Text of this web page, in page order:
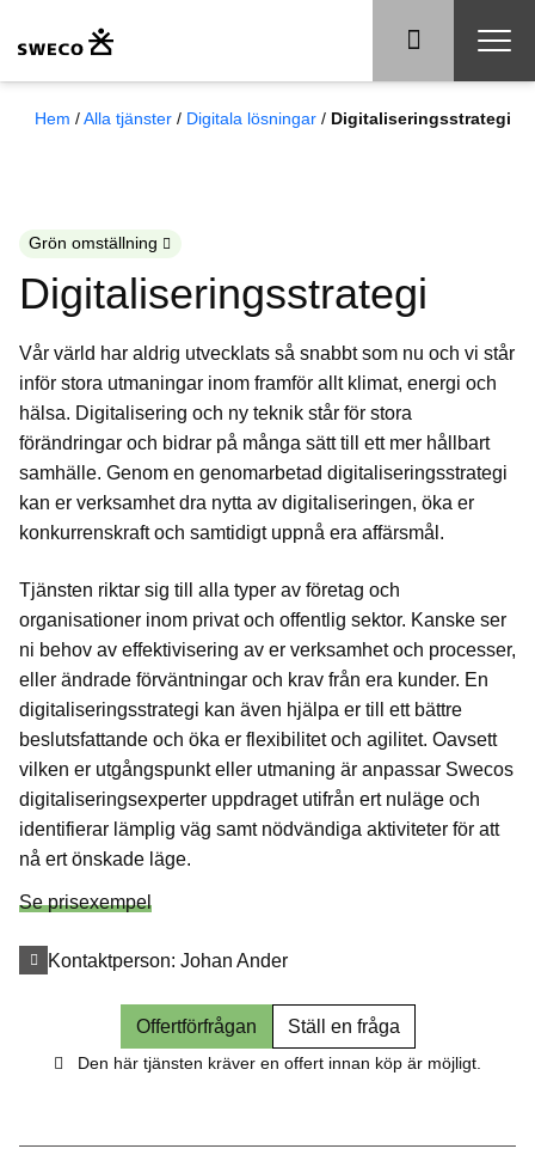
Hem /Alla tjänster / Digitala lösningar / Digitaliseringsstrategi
Digitaliseringsstrategi
Grön omställning
Vår värld har aldrig utvecklats så snabbt som nu och vi står
inför stora utmaningar inom framför allt klimat, energi och
hälsa. Digitalisering och ny teknik står för stora
förändringar och bidrar på många sätt till ett mer hållbart
samhälle. Genom en genomarbetad digitaliseringsstrategi
kan er verksamhet dra nytta av digitaliseringen, öka er
konkurrenskraft och samtidigt uppnå era affärsmål.
Tjänsten riktar sig till alla typer av företag och
organisationer inom privat och offentlig sektor. Kanske ser
ni behov av effektivisering av er verksamhet och processer,
eller ändrade förväntningar och krav från era kunder. En
digitaliseringsstrategi kan även hjälpa er till ett bättre
beslutsfattande och öka er flexibilitet och agilitet. Oavsett
vilken er utgångspunkt eller utmaning är anpassar Swecos
digitaliseringsexperter uppdraget utifrån ert nuläge och
identifierar lämplig väg samt nödvändiga aktiviteter för att
nå ert önskade läge.
Se prisexempel
Kontaktperson: Johan Ander
Offertförfrågan Ställ en fråga
Den här tjänsten kräver en offert innan köp är möjligt.